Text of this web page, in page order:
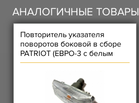
АНАЛОГИЧНЫЕ ТОВАРЫ
Повторитель указателя
поворотов боковой в сборе
PATRIOT (ЕВРО-3 с белым
расс) на стекле